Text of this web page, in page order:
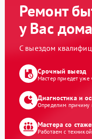
Ремонт
у Вас дома
С выездом
Срочный выезд
Мастер приедет уже
Диагностика и
Определим причину
Мастера со
Работаем с